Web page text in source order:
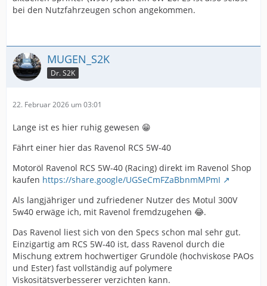
bei den Nutzfahrzeugen schon angekommen.
MUGEN_S2K
Dr. S2K
22. Februar 2026 um 03:01
Lange ist es hier ruhig gewesen 😁
Fährt einer hier das Ravenol RCS 5W-40
Motoröl Ravenol RCS 5W-40 (Racing) direkt im Ravenol Shop
kaufen https://share.google/UGSeCmFZaBbnmMPmI
Als langjähriger und zufriedener Nutzer des Motul 300V
5w40 erwäge ich, mit Ravenol fremdzugehen 😂.
Das Ravenol liest sich von den Specs schon mal sehr gut.
Einzigartig am RCS 5W-40 ist, dass Ravenol durch die
Mischung extrem hochwertiger Grundöle (hochviskose PAOs
und Ester) fast vollständig auf polymere
Viskositätsverbesserer verzichten kann.